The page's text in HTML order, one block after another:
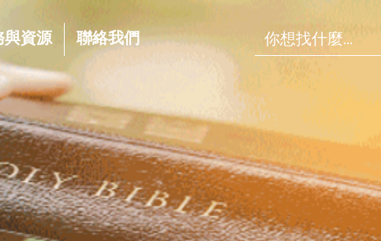
與資源 聯絡我們